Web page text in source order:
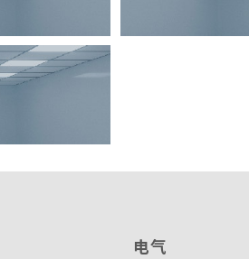
电气